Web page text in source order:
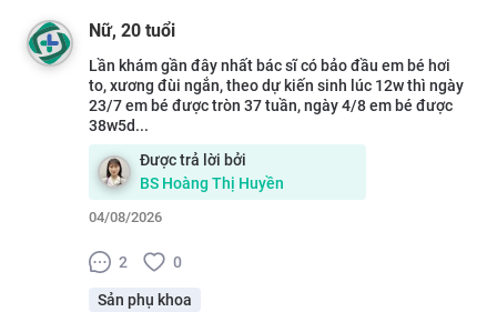
Nữ, 20 tuổi
Lần khám gần đây nhất bác sĩ có bảo đầu em bé hơi
to, xương đùi ngắn, theo dự kiến sinh lúc 12w thì ngày
23/7 em bé được tròn 37 tuần, ngày 4/8 em bé được
38w5d...
Được trả lời bởi
BS Hoàng Thị Huyền
04/08/2026
2 0
Sản phụ khoa